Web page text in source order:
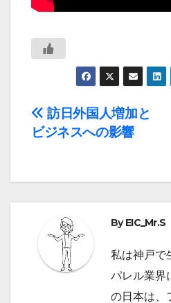
投
稿
ナ
ゲ
ー
訪日外国人増加と
ビジネスへの影響
ByEIC_Mr.S
私は神戸で
パレル業界
の日本は、